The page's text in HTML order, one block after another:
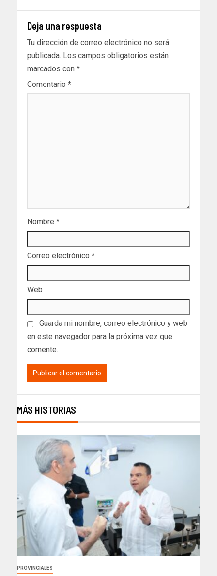
Deja una respuesta
Tu dirección de correo electrónico no será
publicada. Los campos obligatorios están
marcados con *
Comentario *
Nombre *
Correo electrónico *
Web
Guarda mi nombre, correo electrónico y web
en este navegador para la próxima vez que
comente.
MÁS HISTORIAS
PROVINCIALES